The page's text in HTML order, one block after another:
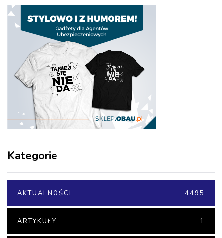
Kategorie
AKTUALNOŚCI 4495
ARTYKUŁY 1